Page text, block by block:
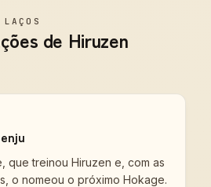
LAÇOS
de Hiruzen
que treinou Hiruzen e, com as
o nomeou o próximo Hokage.